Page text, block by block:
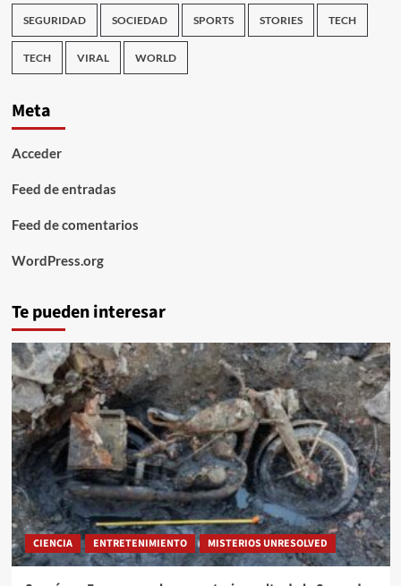
SEGURIDAD SOCIEDAD SPORTS STORIES TECH
TECH VIRAL WORLD
Meta
Acceder
Feed de entradas
Feed de comentarios
WordPress.org
Te pueden interesar
CIENCIA ENTRETENIMIENTO MISTERIOS UNRESOLVED